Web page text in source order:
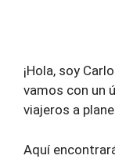
¡Hola, soy
vamos con un
viajeros a
Aquí